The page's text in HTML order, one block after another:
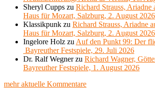
Sheryl Cupps zu Richard Strauss, Ariadne
Haus für Mozart, Salzburg, 2. August 2026
Klassikpunk zu Richard Strauss, Ariadne
Haus für Mozart, Salzburg, 2. August 2026
Ingelore Holz zu Auf den Punkt 99: Der
Bayreuther Festspiele, 29. Juli 2026
Dr. Ralf Wegnerzu Richard Wagner,
Bayreuther Festspiele, 1. August 2026
mehr aktuelle Kommentare